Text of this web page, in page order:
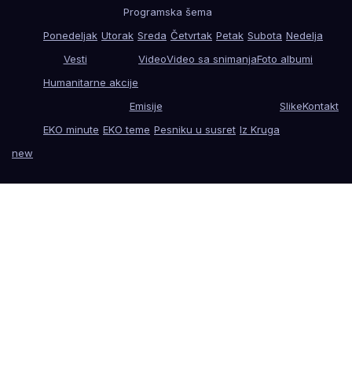
Programska šema
Ponedeljak Utorak Sreda Četvrtak Petak Subota Nedelja
Vesti
Humanitarne akcije
VideoVideo sa snimanjaFoto albumi
Emisije
EKO minute EKO teme Pesniku u susret Iz Kruga
SlikeKontakt
new